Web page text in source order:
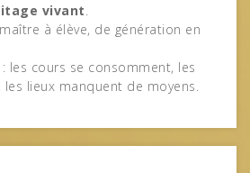
vivant.
à élève, de génération en
les cours se consomment, les
les lieux manquent de moyens.